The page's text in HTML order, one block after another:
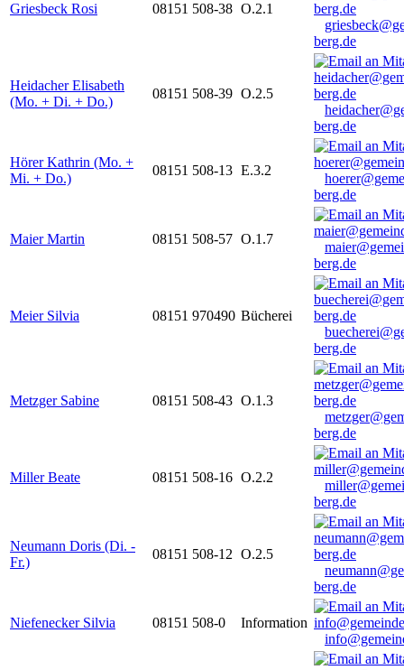
Griesbeck Rosi 08151 508-38 O.2.1
berg.de
Heidacher Elisabeth
(Mo. + Di. + Do.)
08151 508-39 O.2.5
berg.de
Hörer Kathrin (Mo. +
Mi. + Do.)
08151 508-13 E.3.2
berg.de
Maier Martin 08151 508-57 O.1.7
berg.de
Meier Silvia 08151 970490 Bücherei
berg.de
Metzger Sabine 08151 508-43 O.1.3
berg.de
Miller Beate 08151 508-16 O.2.2
berg.de
Neumann Doris (Di. -
Fr.)
08151 508-12 O.2.5
berg.de
Niefenecker Silvia 08151 508-0
Information